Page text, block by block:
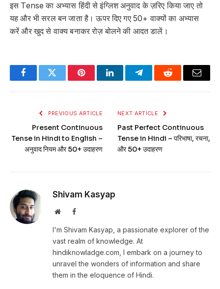
इस Tense का अभ्यास हिंदी से इंग्लिश अनुवाद के ज़रिए किया जाए तो
यह और भी सरल बन जाता है। ऊपर दिए गए 50+ वाक्यों का अभ्यास
करें और खुद से वाक्य बनाकर रोज़ बोलने की आदत डालें।
FacebookTwitter PinterestLinkedInTelegramReddit Email
PREVIOUS ARTICLE
Present Continuous
Tense in Hindi to English –
अनुवाद नियम और 50+ उदाहरण
NEXT ARTICLE
Past Perfect Continuous
Tense in Hindi – परिभाषा, रचना,
और 50+ उदाहरण
Shivam Kasyap
WebsiteFacebook
I'm Shivam Kasyap, a passionate explorer of the
vast realm of knowledge. At
hindiknowladge.com, I embark on a journey to
unravel the wonders of information and share
them in the eloquence of Hindi.